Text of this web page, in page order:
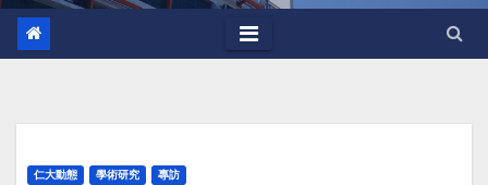
仁大動態 學術研究 專訪